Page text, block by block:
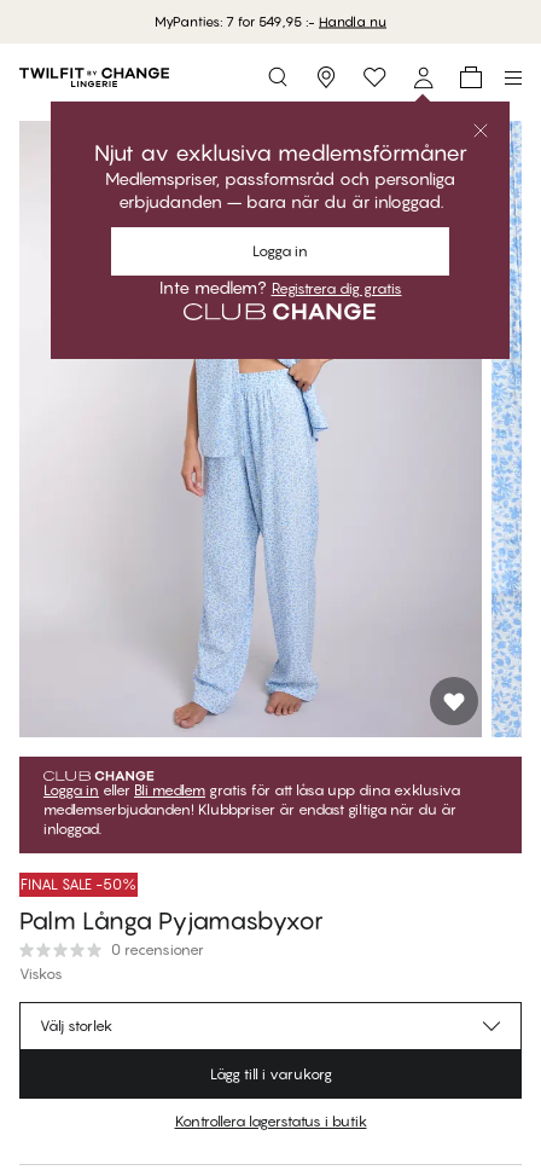
MyPanties: 7 for 549,95 :- Handla nu
Storefinder
Njut av exklusiva medlemsförmåner
Medlemspriser, passformsråd och personliga
erbjudanden – bara när du är inloggad.
Logga in
Inte medlem? Registrera dig gratis
Logga in eller Bli medlem gratis för att låsa upp dina exklusiva
medlemserbjudanden! Klubbpriser är endast giltiga när du är
inloggad.
FINAL SALE -50%
Palm Långa Pyjamasbyxor
0 recensioner
Viskos
449,95 krOrdinarie pris
Ingen storlek föreslås för den här produkten
Välj storlek
Lägg till i varukorg
Kontrollera lagerstatus i butik